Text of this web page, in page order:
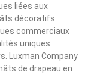
liées aux
décoratifs
commerciaux
uniques
Luxman Company
de drapeau en